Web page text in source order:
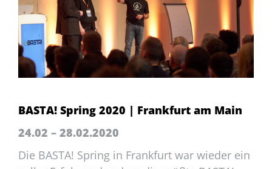
BASTA! Spring 2020 | Frankfurt am Main
24.02 – 28.02.2020
Die BASTA! Spring in Frankfurt war wieder ein